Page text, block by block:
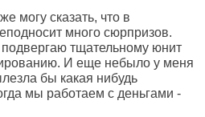
могу сказать, что в
много сюрпризов.
тщательному юнит
И еще небыло у меня
бы какая нибудь
мы работаем с деньгами -